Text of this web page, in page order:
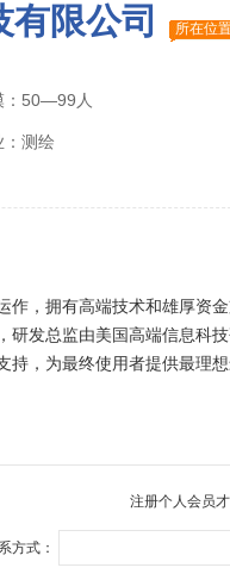
限公司 所在位
50—99人
测绘
作，拥有高端技术和雄厚资
研发总监由美国高端信息科
持，为最终使用者提供最理
注册个人会员
方式：